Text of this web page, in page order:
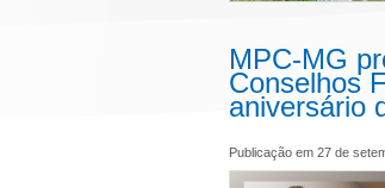
MPC-MG
Conselhos
aniversário
Publicação em 27 de